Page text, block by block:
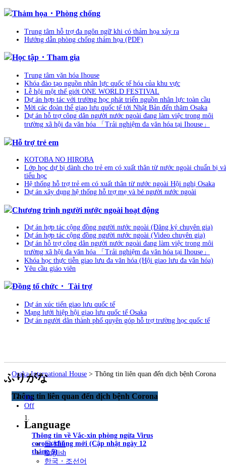
Thảm họa・Phòng chống
Trung tâm hỗ trợ đa ngôn ngữ khi có thảm họa xảy ra
Hướng dẫn phòng chống thảm họa (PDF)
Học tập・Tham gia
Trung tâm văn hóa Ihouse
Khóa đào tạo nguồn nhân lực quốc tế hóa của khu vực
Lễ hội một thế giới ONE WORLD FESTIVAL
Dự án hợp tác với trường học phát triển nguồn nhân lực toàn cầu
Mời các đoàn thể giao lưu quốc tế tới Nhật Bản đến thăm Osaka
Dự án hỗ trợ công dân người nước ngoài đang làm việc trong môi
trường xã hội đa văn hóa 「Trải nghiệm đa văn hóa tại Ihouse」
Hỗ trợ trẻ em
KOTOBA NO HIROBA
Lớp học dự bị dành cho trẻ em có xuất thân từ nước ngoài chuẩn bị
tiểu học
Hệ thống hỗ trợ trẻ em có xuất thân từ nước ngoài Hội nghị Osaka
Dự án xây dụng hệ thống hỗ trợ mẹ và bé người nước ngoài
Chương trình người nước ngoài hoạt động
Dự án hợp tác cộng đồng người nước ngoài (Đăng ký chuyên gia)
Dự án hợp tác cộng đồng người nước ngoài (Video chuyên gia)
Dự án hỗ trợ công dân người nước ngoài đang làm việc trong môi
trường xã hội đa văn hóa 「Trải nghiệm đa văn hóa tại Ihouse」
Khóa học thực tiễn giao lưu đa văn hóa (Hội giao lưu đa văn hóa)
Yêu cầu giáo viên
Đồng tổ chức・ Tài trợ
Dự án xúc tiến giao lưu quốc tế
Mạng lưới hiệp hội giao lưu quốc tế Osaka
Dự án người dân thành phố quyên góp hỗ trợ trường học quốc tế
ふりがな
On
Off
Language
日本語
English
한국・조선어
Osaka International House > Thông tin liên quan đến dịch bệnh Corona
Thông tin liên quan đến dịch bệnh Corona
Thông tin về Vắc-xin phòng ngừa Virus
corona chủng mới (Cập nhật ngày 12
tháng 9)